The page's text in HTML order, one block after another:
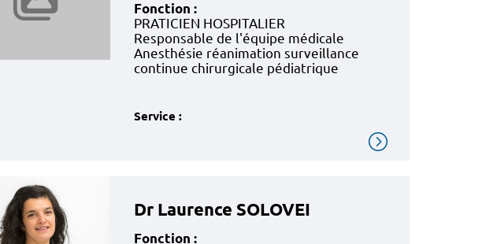
Fonction :
PRATICIEN HOSPITALIER
Responsable de l'équipe médicale
Anesthésie réanimation surveillance
continue chirurgicale pédiatrique
Service :
Dr Laurence SOLOVEI
Fonction :